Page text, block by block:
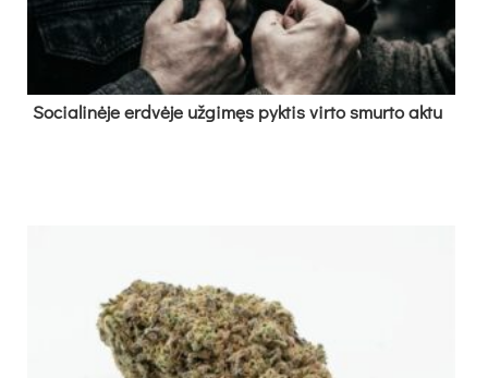
So­cia­li­nė­je erd­vė­je už­gi­męs pyk­tis vir­to smur­to ak­tu